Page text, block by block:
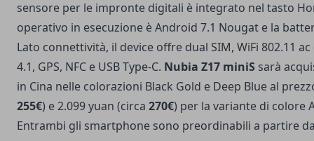
sensore per le impronte digitali è integrato nel tasto
operativo in esecuzione è Android 7.1 Nougat e la
Lato connettività, il device offre dual SIM, WiFi 802.11
4.1, GPS, NFC e USB Type-C. Nubia Z17 miniS sarà
in Cina nelle colorazioni Black Gold e Deep Blue al
255€) e 2.099 yuan (circa 270€) per la variante di colore
Entrambi gli smartphone sono preordinabili a partire